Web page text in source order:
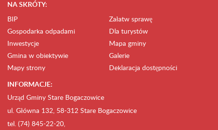
NA SKRÓTY:
BIP
Załatw sprawę
Gospodarka odpadami
Dla turystów
Inwestycje
Mapa gminy
Gmina w obiektywie
Galerie
Mapy strony
Deklaracja dostępności
INFORMACJE:
Urząd Gminy Stare Bogaczowice
ul. Główna 132, 58-312 Stare Bogaczowice
tel. (74) 845-22-20,